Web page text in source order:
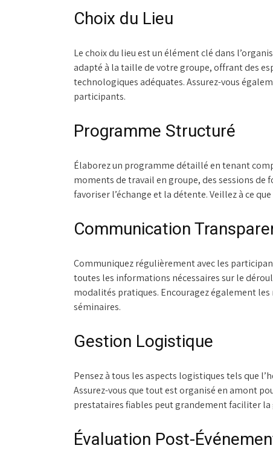
Choix du Lieu
Le choix du lieu est un élément clé dans
adapté à la taille de votre groupe, offrant des
technologiques adéquates. Assurez-vous
participants.
Programme Structuré
Élaborez un programme détaillé en tenant
moments de travail en groupe, des sessions de
favoriser l’échange et la détente. Veillez à ce
Communication
Communiquez régulièrement avec les
toutes les informations nécessaires sur le
modalités pratiques. Encouragez également
séminaires.
Gestion Logistique
Pensez à tous les aspects logistiques tels que
Assurez-vous que tout est organisé en amont
prestataires fiables peut grandement faciliter
Évaluation Post-